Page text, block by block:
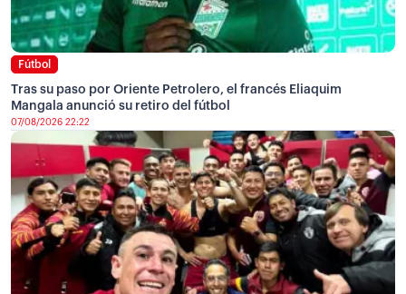
Fútbol
Tras su paso por Oriente Petrolero, el francés Eliaquim
Mangala anunció su retiro del fútbol
07/08/2026 22:22